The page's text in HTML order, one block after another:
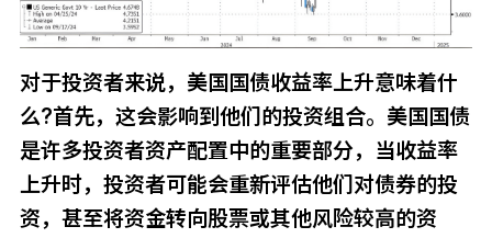
对于投资者来说，美国国债收益率上升意味着什
么?首先，这会影响到他们的投资组合。美国国债
是许多投资者资产配置中的重要部分，当收益率
上升时，投资者可能会重新评估他们对债券的投
资，甚至将资金转向股票或其他风险较高的资